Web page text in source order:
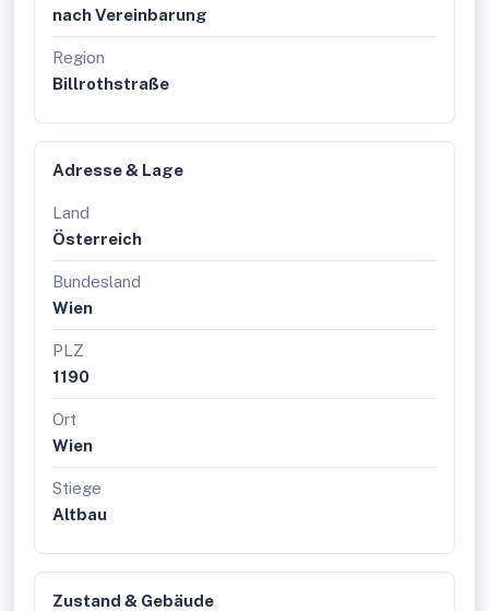
nach Vereinbarung
Region
Billrothstraße
Adresse & Lage
Land
Österreich
Bundesland
Wien
PLZ
1190
Ort
Wien
Stiege
Altbau
Zustand & Gebäude